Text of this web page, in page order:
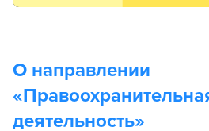
О направлении
«
деятельность»